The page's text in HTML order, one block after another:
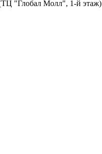
(ТЦ "Глобал Молл", 1-й этаж)